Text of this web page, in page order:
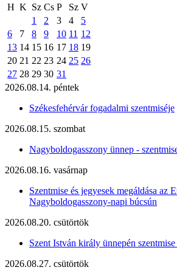
H K Sz Cs P Sz V
1
2 3 4
5
6
7 8 9 10 11 12
13 14 15 16 17 18 19
20 21 22 23 24 25 26
27 28 29 30 31
2026.08.14. péntek
Székesfehérvár fogadalmi szentmiséje
2026.08.15. szombat
Nagyboldogasszony ünnep -
2026.08.16. vasárnap
Szentmise és jegyesek megáldása az
Nagyboldogasszony-napi búcsún
2026.08.20. csütörtök
Szent István király ünnepén
2026.08.27. csütörtök